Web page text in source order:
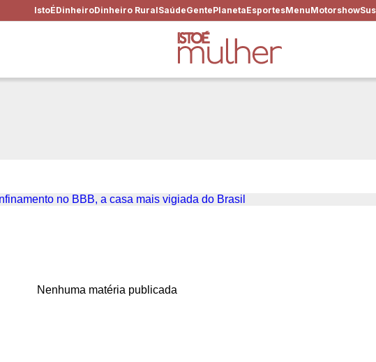
IstoÉDinheiroDinheiro RuralSaúdeGentePlanetaEsportesMenuMotorshow
a 72 dias de confinamento
Nenhuma matéria publicada